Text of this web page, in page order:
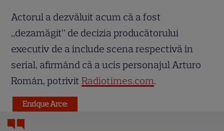
Actorul a dezvăluit acum că a fost
„dezamăgit” de decizia producătorului
executiv de a include scena respectivă în
serial, afirmând că a ucis personajul Arturo
Román, potrivitRadiotimes.com.
Enrique Arce: